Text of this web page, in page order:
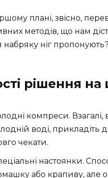
плані, звісно,
методів, що нам
набряку ніг пропонують?
рішення
компреси.
воді,
чекати.
настоянки.
або крапиву, але